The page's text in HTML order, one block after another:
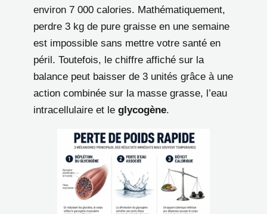
environ 7 000 calories. Mathématiquement,
perdre 3 kg de pure graisse en une semaine
est impossible sans mettre votre santé en
péril. Toutefois, le chiffre affiché sur la
balance peut baisser de 3 unités grâce à une
action combinée sur la masse grasse, l’eau
intracellulaire et le glycogène.